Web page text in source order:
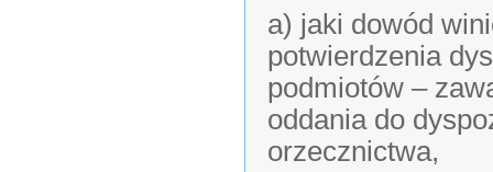
a) jaki dowód
potwierdzenia
podmiotów –
oddania do
orzecznictwa,